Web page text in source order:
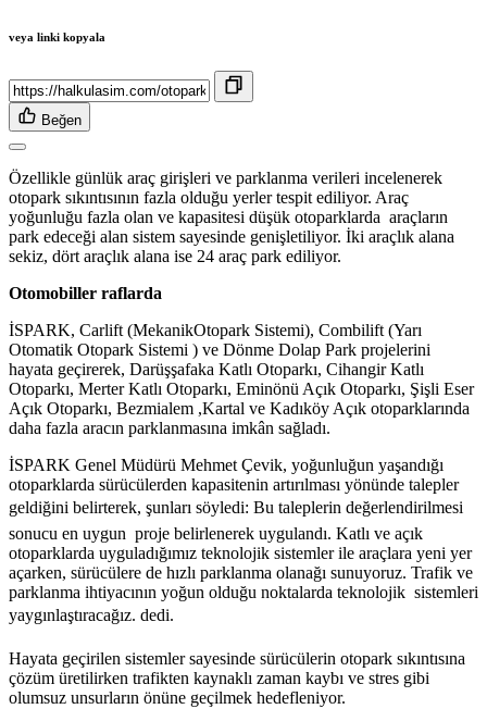
veya linki kopyala
Beğen
Özellikle günlük araç girişleri ve parklanma verileri incelenerek
otopark sıkıntısının fazla olduğu yerler tespit ediliyor. Araç
yoğunluğu fazla olan ve kapasitesi düşük otoparklarda araçların
park edeceği alan sistem sayesinde genişletiliyor. İki araçlık alana
sekiz, dört araçlık alana ise 24 araç park ediliyor.
Otomobiller raflarda
İSPARK, Carlift (MekanikOtopark Sistemi), Combilift (Yarı
Otomatik Otopark Sistemi ) ve Dönme Dolap Park projelerini
hayata geçirerek, Darüşşafaka Katlı Otoparkı, Cihangir Katlı
Otoparkı, Merter Katlı Otoparkı, Eminönü Açık Otoparkı, Şişli Eser
Açık Otoparkı, Bezmialem ,Kartal ve Kadıköy Açık otoparklarında
daha fazla aracın parklanmasına imkân sağladı.
İSPARK Genel Müdürü Mehmet Çevik, yoğunluğun yaşandığı
otoparklarda sürücülerden kapasitenin artırılması yönünde talepler
geldiğini belirterek, şunları söyledi: Bu taleplerin değerlendirilmesi
sonucu en uygun proje belirlenerek uygulandı. Katlı ve açık
otoparklarda uyguladığımız teknolojik sistemler ile araçlara yeni yer
açarken, sürücülere de hızlı parklanma olanağı sunuyoruz. Trafik ve
parklanma ihtiyacının yoğun olduğu noktalarda teknolojik sistemleri
yaygınlaştıracağız. dedi.
Hayata geçirilen sistemler sayesinde sürücülerin otopark sıkıntısına
çözüm üretilirken trafikten kaynaklı zaman kaybı ve stres gibi
olumsuz unsurların önüne geçilmek hedefleniyor.